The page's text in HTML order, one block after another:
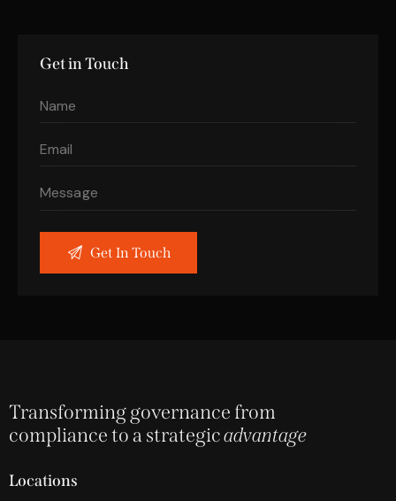
Get in Touch
Transforming governance from
compliance to a strategicadvantage
Locations